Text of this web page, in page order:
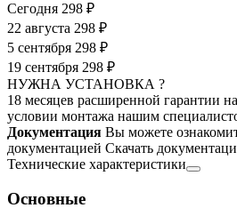
Сегодня 298 ₽
22 августа 298 ₽
5 сентября 298 ₽
19 сентября 298 ₽
НУЖНА УСТАНОВКА ?
18 месяцев расширенной гарантии
условии монтажа нашим
Документация Вы можете
документацией Скачать
Технические характеристики
Основные